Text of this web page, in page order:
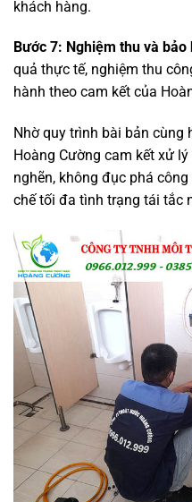
khách hàng.
Bước 7: Nghiệm thu và bảo
quả thực tế, nghiệm thu
hành theo cam kết của
Nhờ quy trình bài bản cùng
Hoàng Cường cam kết xử
nghẽn, không đục phá
chế tối đa tình trạng tái tắc